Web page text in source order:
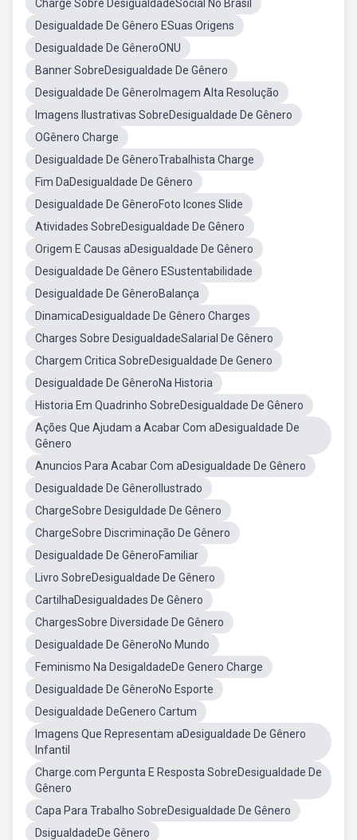
Charge Sobre DesigualdadeSocial No Brasil
Desigualdade De Gênero ESuas Origens
Desigualdade De GêneroONU
Banner SobreDesigualdade De Gênero
Desigualdade De GêneroImagem Alta Resolução
Imagens Ilustrativas SobreDesigualdade De Gênero
OGênero Charge
Desigualdade De GêneroTrabalhista Charge
Fim DaDesigualdade De Gênero
Desigualdade De GêneroFoto Icones Slide
Atividades SobreDesigualdade De Gênero
Origem E Causas aDesigualdade De Gênero
Desigualdade De Gênero ESustentabilidade
Desigualdade De GêneroBalança
DinamicaDesigualdade De Gênero Charges
Charges Sobre DesigualdadeSalarial De Gênero
Chargem Critica SobreDesigualdade De Genero
Desigualdade De GêneroNa Historia
Historia Em Quadrinho SobreDesigualdade De Gênero
Ações Que Ajudam a Acabar Com aDesigualdade De
Gênero
Anuncios Para Acabar Com aDesigualdade De Gênero
Desigualdade De GêneroIlustrado
ChargeSobre Desiguldade De Gênero
ChargeSobre Discriminação De Gênero
Desigualdade De GêneroFamiliar
Livro SobreDesigualdade De Gênero
CartilhaDesigualdades De Gênero
ChargesSobre Diversidade De Gênero
Desigualdade De GêneroNo Mundo
Feminismo Na DesigaldadeDe Genero Charge
Desigualdade De GêneroNo Esporte
Desigualdade DeGenero Cartum
Imagens Que Representam aDesigualdade De Gênero
Infantil
Charge.com Pergunta E Resposta SobreDesigualdade De
Gênero
Capa Para Trabalho SobreDesigualdade De Gênero
DsigualdadeDe Gênero